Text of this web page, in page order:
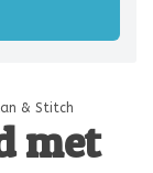
& Stitch
met